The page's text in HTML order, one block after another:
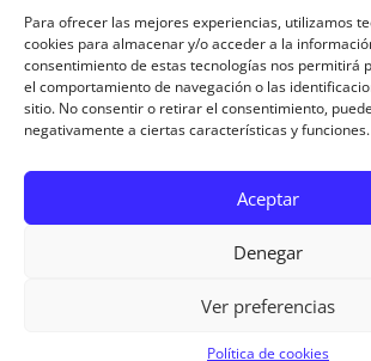
Para ofrecer las mejores experiencias, utilizamos
cookies para almacenar y/o acceder a la
consentimiento de estas tecnologías nos permitirá
el comportamiento de navegación o las
sitio. No consentir o retirar el consentimiento,
negativamente a ciertas características y funciones.
Aceptar
Denegar
Ver preferencias
Política de cookies
pour les époux : Luc 12, 8-12
Manuel MirallesdansContre toute attente.
époux : Luc 12, 8-12
Política de privacidad|